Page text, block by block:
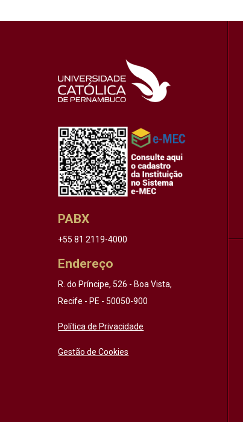
PABX
+55 81 2119-4000
Endereço
R. do Príncipe, 526 - Boa Vista,
Recife - PE - 50050-900
Política de Privacidade
Gestão de Cookies